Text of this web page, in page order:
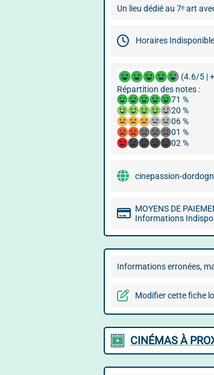
Un lieu dédié au 7ᵉ art
Horaires
(4.6/5 |
Répartition des notes :
71 %
20 %
06 %
01 %
02 %
cinepassion-
MOYENS DE
Informations
Informations erronées,
Modifier cette fiche
CINÉMAS À